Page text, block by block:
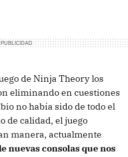
de Ninja Theory los
eliminando en cuestiones
no había sido de todo el
de calidad, el juego
manera, actualmente
nuevas consolas que nos